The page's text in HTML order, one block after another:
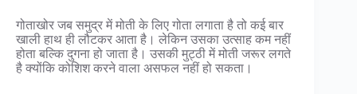
गोताखोर जब समुद्र में मोती के लिए गोता लगाता है तो कई बार
खाली हाथ ही लौटकर आता है। लेकिन उसका उत्साह कम नहीं
होता बल्कि दुगना हो जाता है। उसकी मुट्ठी में मोती जरूर लगते
है क्योंकि कोशिश करने वाला असफल नहीं हो सकता।